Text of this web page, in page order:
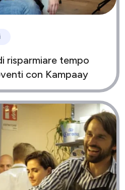
risparmiare tempo
con Kampaay